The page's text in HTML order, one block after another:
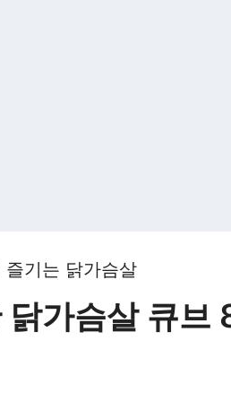
즐기는 닭가슴살
가슴살 큐브